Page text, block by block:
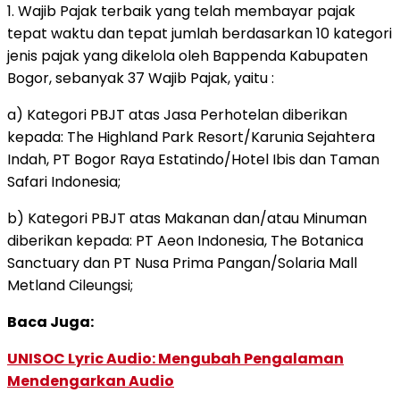
1. Wajib Pajak terbaik yang telah membayar pajak
tepat waktu dan tepat jumlah berdasarkan 10 kategori
jenis pajak yang dikelola oleh Bappenda Kabupaten
Bogor, sebanyak 37 Wajib Pajak, yaitu :
a) Kategori PBJT atas Jasa Perhotelan diberikan
kepada: The Highland Park Resort/Karunia Sejahtera
Indah, PT Bogor Raya Estatindo/Hotel Ibis dan Taman
Safari Indonesia;
b) Kategori PBJT atas Makanan dan/atau Minuman
diberikan kepada: PT Aeon Indonesia, The Botanica
Sanctuary dan PT Nusa Prima Pangan/Solaria Mall
Metland Cileungsi;
Baca Juga:
UNISOC Lyric Audio: Mengubah Pengalaman
Mendengarkan Audio